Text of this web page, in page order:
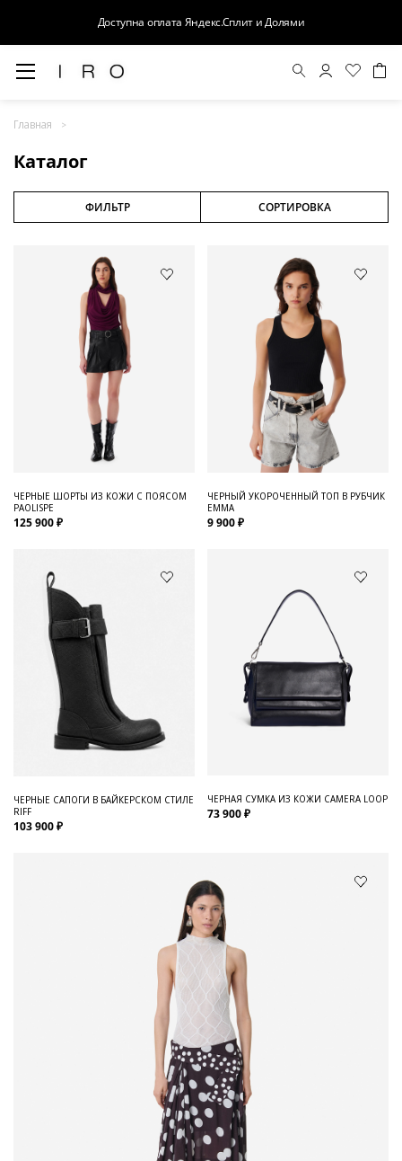
Доступна оплата Яндекс.Сплит и Долями
Главная
Каталог
Обувь и Аксессуары
Распродажа
ФИЛЬТР СОРТИРОВКА
ЧЕРНЫЕ ШОРТЫ ИЗ КОЖИ С ПОЯСОМ
PAOLISPE
125 900 ₽
ЧЕРНЫЙ УКОРОЧЕННЫЙ ТОП В РУБЧИК
EMMA
9 900 ₽
ЧЕРНЫЕ САПОГИ В БАЙКЕРСКОМ СТИЛЕ
RIFF
103 900 ₽
ЧЕРНАЯ СУМКА ИЗ КОЖИ CAMERA LOOP
73 900 ₽